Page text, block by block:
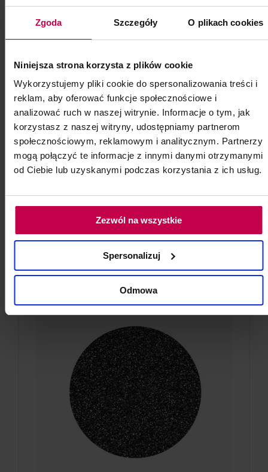
Zgoda Szczegóły O plikach cookies
Niniejsza strona korzysta z plików cookie
Wykorzystujemy pliki cookie do spersonalizowania treści i
reklam, aby oferować funkcje społecznościowe i
analizować ruch w naszej witrynie. Informacje o tym, jak
korzystasz z naszej witryny, udostępniamy partnerom
społecznościowym, reklamowym i analitycznym. Partnerzy
mogą połączyć te informacje z innymi danymi otrzymanymi
od Ciebie lub uzyskanymi podczas korzystania z ich usług.
Zezwól na wszystkie
Spersonalizuj
Odmowa
Pododysk nakładka ścierająca
Pododysk nakładka ścierająca 25 mm 240
100 szt.
Poj: ml
19, - zł
do koszyka